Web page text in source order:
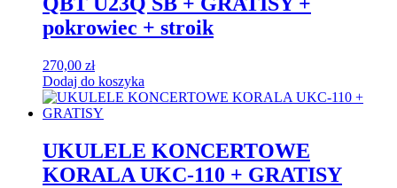
pokrowiec + stroik
270,00 zł
Dodaj do koszyka
UKULELE KONCERTOWE
KORALA UKC-110 + GRATISY